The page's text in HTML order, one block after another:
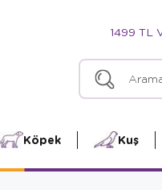
1499 TL
Köpek Kuş